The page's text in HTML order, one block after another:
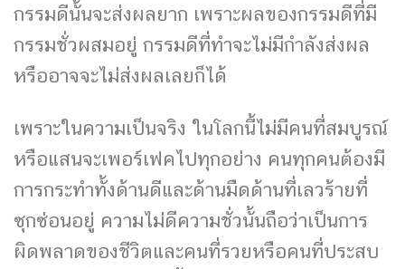
กรรมดีนั้นจะส่งผลยาก เพราะผลของกรรมดีที่มี
กรรมชั่วผสมอยู่ กรรมดีที่ทำจะไม่มีกำลังส่งผล
หรืออาจจะไม่ส่งผลเลยก็ได้
เพราะในความเป็นจริง ในโลกนี้ไม่มีคนที่สมบูรณ์
หรือแสนจะเพอร์เฟคไปทุกอย่าง คนทุกคนต้องมี
การกระทำทั้งด้านดีและด้านมืดด้านที่เลวร้ายที่
ซุกซ่อนอยู่ ความไม่ดีความชั่วนั้นถือว่าเป็นการ
ผิดพลาดของชีวิตและคนที่รวยหรือคนที่ประสบ